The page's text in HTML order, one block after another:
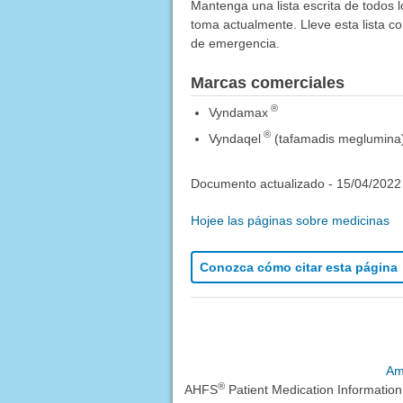
Mantenga una lista escrita de todos
toma actualmente. Lleve esta lista
de emergencia.
Marcas comerciales
Vyndamax ®
Vyndaqel ®(tafamadis
Documento actualizado - 15/04/2022
Hojee las páginas sobre medicinas
Conozca cómo citar esta página
AHFS® Patient Medication